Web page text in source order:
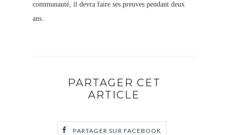
communauté, il devra faire ses preuves pendant deux
ans.
PARTAGER CET
ARTICLE
PARTAGER SUR FACEBOOK